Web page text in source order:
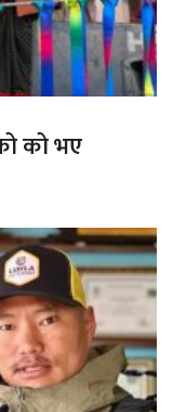
को भए